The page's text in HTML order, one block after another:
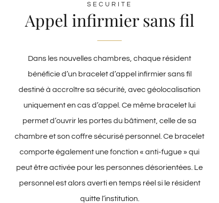
SECURITE
Appel infirmier sans fil
Dans les nouvelles chambres, chaque résident
bénéficie d’un bracelet d’appel infirmier sans fil
destiné à accroître sa sécurité, avec géolocalisation
uniquement en cas d’appel. Ce même bracelet lui
permet d’ouvrir les portes du bâtiment, celle de sa
chambre et son coffre sécurisé personnel. Ce bracelet
comporte également une fonction « anti-fugue » qui
peut être activée pour les personnes désorientées. Le
personnel est alors averti en temps réel si le résident
quitte l’institution.